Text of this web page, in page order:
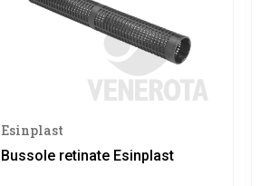
Esinplast
Bussole retinate Esinplast